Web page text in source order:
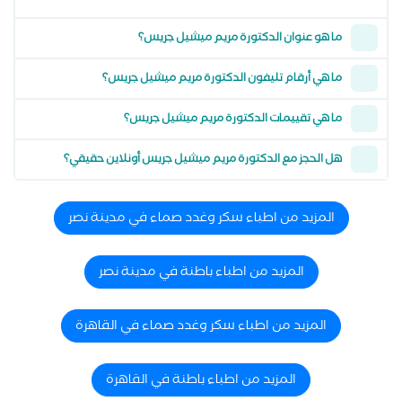
ما هو عنوان الدكتورة مريم ميشيل جريس؟
ما هي أرقام تليفون الدكتورة مريم ميشيل جريس؟
ما هي تقييمات الدكتورة مريم ميشيل جريس؟
هل الحجز مع الدكتورة مريم ميشيل جريس أونلاين حقيقي؟
المزيد من اطباء سكر وغدد صماء في مدينة نصر
المزيد من اطباء باطنة في مدينة نصر
المزيد من اطباء سكر وغدد صماء في القاهرة
المزيد من اطباء باطنة في القاهرة